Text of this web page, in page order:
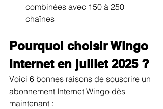
combinées avec 150 à 250
chaînes
Pourquoi choisir Wingo
Internet en juillet 2025 ?
Voici 6 bonnes raisons de souscrire un
abonnement Internet Wingo dès
maintenant :